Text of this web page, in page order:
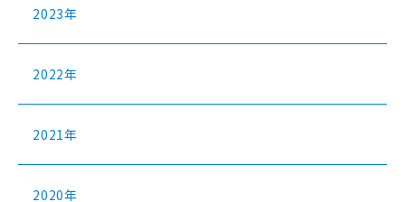
2023年
2022年
2021年
2020年